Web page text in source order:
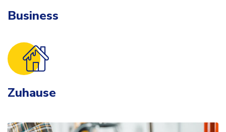
Business
Zuhause